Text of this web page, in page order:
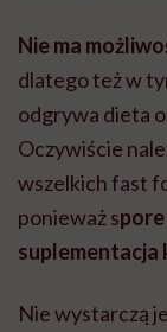
Nie ma
dlatego też w
odgrywa dieta
Oczywiście
wszelkich fast
ponieważ s
suplementacja
Nie wystarczą